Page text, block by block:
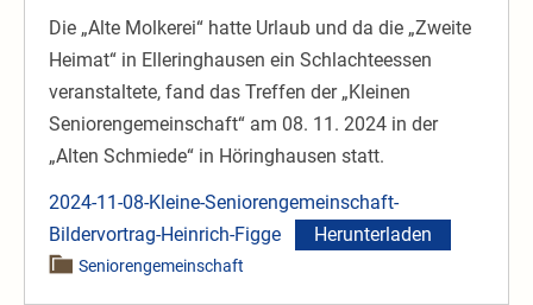
Die „Alte Molkerei“ hatte Urlaub und da die „Zweite
Heimat“ in Elleringhausen ein Schlachteessen
veranstaltete, fand das Treffen der „Kleinen
Seniorengemeinschaft“ am 08. 11. 2024 in der
„Alten Schmiede“ in Höringhausen statt.
2024-11-08-Kleine-Seniorengemeinschaft-
Bildervortrag-Heinrich-Figge
Herunterladen
Seniorengemeinschaft